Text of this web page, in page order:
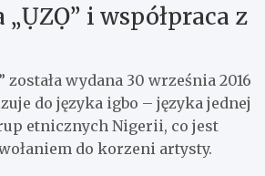
i współpraca z
została wydana 30 września 2016
do języka igbo – języka jednej
etnicznych Nigerii, co jest
do korzeni artysty.